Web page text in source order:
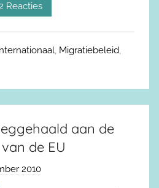
Reacties
, Migratiebeleid,
aan de
de EU
2010